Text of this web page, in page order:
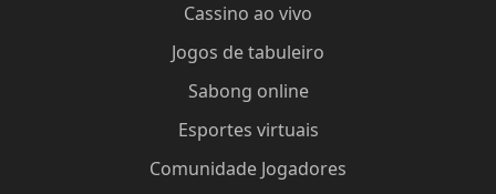
Cassino ao vivo
Jogos de tabuleiro
Sabong online
Esportes virtuais
Comunidade Jogadores